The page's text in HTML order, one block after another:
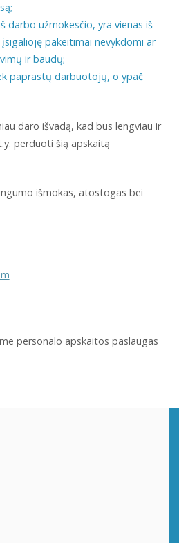
darbo užmokesčio, yra vienas iš
pakeitimai nevykdomi ar
ir baudų;
paprastų darbuotojų, o ypač
daro išvadą, kad bus lengviau ir
perduoti šią apskaitą
išmokas, atostogas bei
personalo apskaitos paslaugas